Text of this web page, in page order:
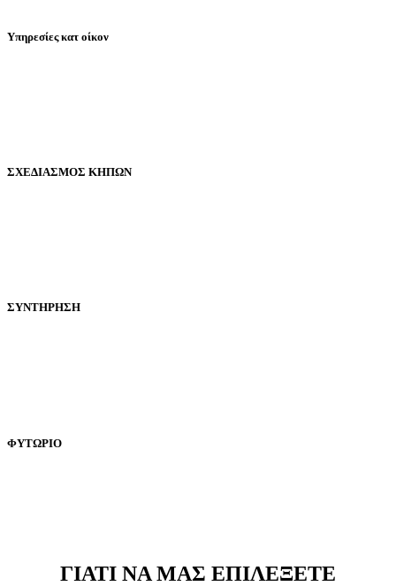
Υπηρεσίες κατ οίκον
ΣΧΕΔΙΑΣΜΟΣ ΚΗΠΩΝ
ΣΥΝΤΗΡΗΣΗ
ΦΥΤΩΡΙΟ
ΓΙΑΤΙ ΝΑ ΜΑΣ ΕΠΙΛΕΞΕΤΕ